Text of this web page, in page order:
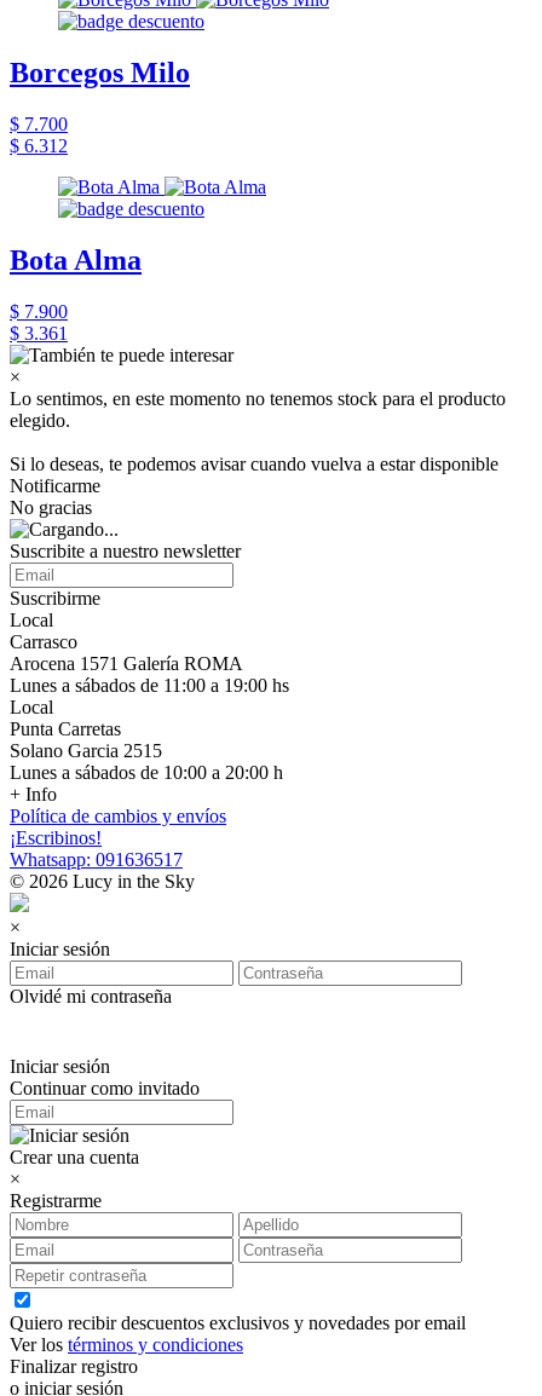
Borcegos Milo
$ 7.700
$ 6.312
Bota Alma
$ 7.900
$ 3.361
×
Lo sentimos, en este momento no tenemos stock para el producto
elegido.
Si lo deseas, te podemos avisar cuando vuelva a estar disponible
Notificarme
No gracias
Suscribite a nuestro newsletter
Suscribirme
Local
Carrasco
Arocena 1571 Galería ROMA
Lunes a sábados de 11:00 a 19:00 hs
Local
Punta Carretas
Solano Garcia 2515
Lunes a sábados de 10:00 a 20:00 h
+ Info
Política de cambios y envíos
¡Escribinos!
Whatsapp: 091636517
© 2026 Lucy in the Sky
×
Iniciar sesión
Olvidé mi contraseña
Iniciar sesión
Continuar como invitado
Crear una cuenta
×
Registrarme
Quiero recibir descuentos exclusivos y novedades por email
Ver los términos y condiciones
Finalizar registro
o iniciar sesión